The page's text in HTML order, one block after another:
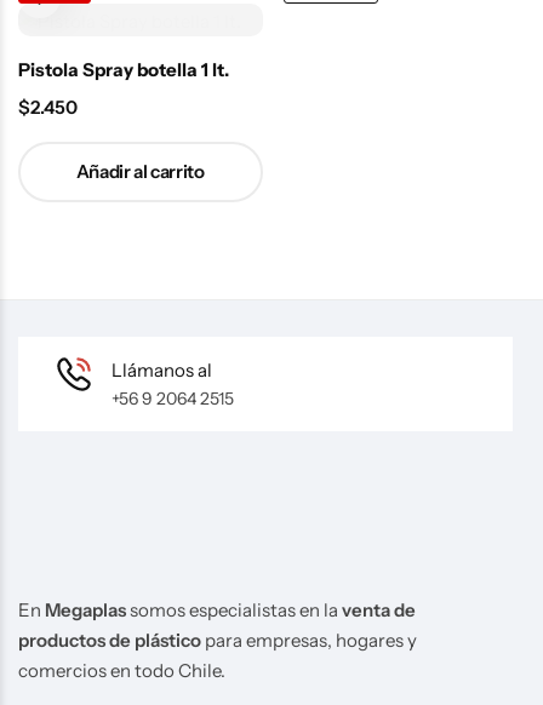
Pistola Spray botella 1 lt.
$2.450
Añadir al carrito
Llámanos al
+56 9 2064 2515
En Megaplassomos especialistas en la venta de
productos de plástico para empresas, hogares y
comercios en todo Chile.